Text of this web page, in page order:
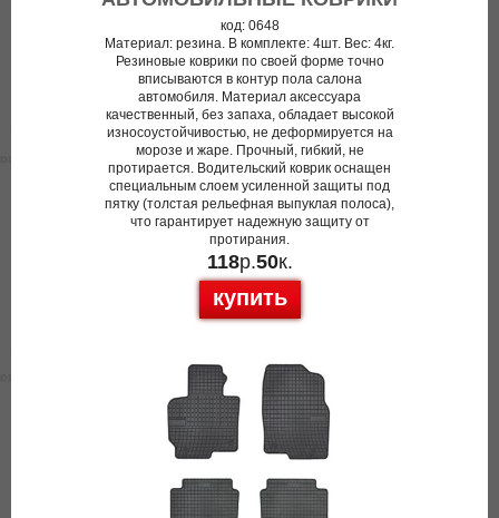
код: 0648
Материал: резина. В комплекте: 4шт. Вес: 4кг.
Резиновые коврики по своей форме точно
вписываются в контур пола салона
автомобиля. Материал аксессуара
качественный, без запаха, обладает высокой
износоустойчивостью, не деформируется на
морозе и жаре. Прочный, гибкий, не
протирается. Водительский коврик оснащен
специальным слоем усиленной защиты под
пятку (толстая рельефная выпуклая полоса),
что гарантирует надежную защиту от
протирания.
118р.50к.
купить